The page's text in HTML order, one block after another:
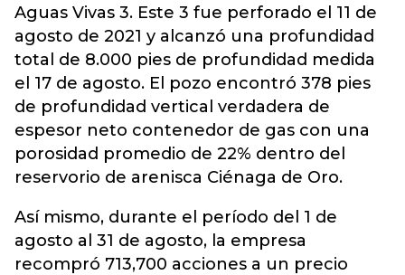
Aguas Vivas 3. Este 3 fue perforado el 11 de
agosto de 2021 y alcanzó una profundidad
total de 8.000 pies de profundidad medida
el 17 de agosto. El pozo encontró 378 pies
de profundidad vertical verdadera de
espesor neto contenedor de gas con una
porosidad promedio de 22% dentro del
reservorio de arenisca Ciénaga de Oro.
Así mismo, durante el período del 1 de
agosto al 31 de agosto, la empresa
recompró 713,700 acciones a un precio